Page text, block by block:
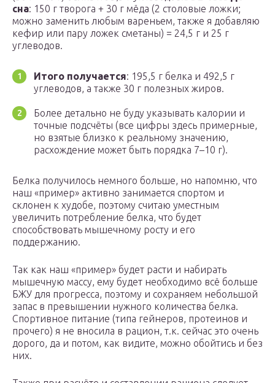
сна: 150 г творога + 30 г мёда (2 столовые ложки;
можно заменить любым вареньем, также я добавляю
кефир или пару ложек сметаны) = 24,5 г и 25 г
углеводов.
Итого получается: 195,5 г белка и 492,5 г
углеводов, а также 30 г полезных жиров.
Более детально не буду указывать калории и
точные подсчёты (все цифры здесь примерные,
но взятые близко к реальному значению,
расхождение может быть порядка 7–10 г).
Белка получилось немного больше, но напомню, что
наш «пример» активно занимается спортом и
склонен к худобе, поэтому считаю уместным
увеличить потребление белка, что будет
способствовать мышечному росту и его
поддержанию.
Так как наш «пример» будет расти и набирать
мышечную массу, ему будет необходимо всё больше
БЖУ для прогресса, поэтому и сохраняем небольшой
запас в превышении нужного количества белка.
Спортивное питание (типа гейнеров, протеинов и
прочего) я не вносила в рацион, т.к. сейчас это очень
дорого, да и потом, как видите, можно обойтись и без
них.